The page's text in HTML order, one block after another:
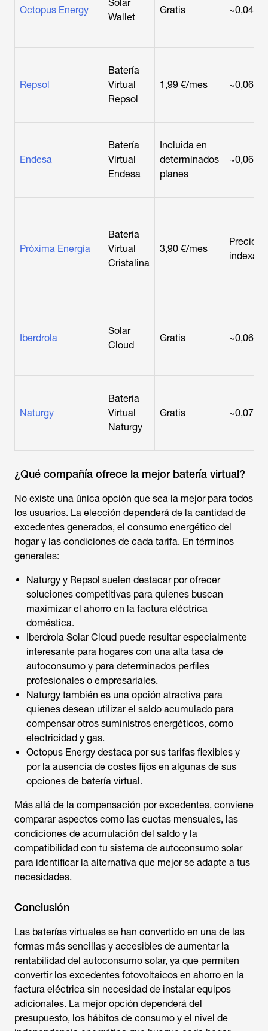
Octopus Energy
Solar
Wallet
Gratis ~0,04 €/
Repsol
Batería
Virtual
Repsol
1,99 €/mes ~0,06 €/
Endesa
Batería
Virtual
Endesa
Incluida en
determinados
planes
~0,06 €/
Próxima Energía
Batería
Virtual
Cristalina
3,90 €/mes
Precio
indexado
Iberdrola
Solar
Cloud
Gratis ~0,06 €/
Naturgy
Batería
Virtual
Naturgy
Gratis ~0,07 €/
¿Qué compañía ofrece la mejor batería virtual?
No existe una única opción que sea la mejor para todos
los usuarios. La elección dependerá de la cantidad de
excedentes generados, el consumo energético del
hogar y las condiciones de cada tarifa. En términos
generales:
Naturgy y Repsol suelen destacar por ofrecer
soluciones competitivas para quienes buscan
maximizar el ahorro en la factura eléctrica
doméstica.
Iberdrola Solar Cloud puede resultar especialmente
interesante para hogares con una alta tasa de
autoconsumo y para determinados perfiles
profesionales o empresariales.
Naturgy también es una opción atractiva para
quienes desean utilizar el saldo acumulado para
compensar otros suministros energéticos, como
electricidad y gas.
Octopus Energy destaca por sus tarifas flexibles y
por la ausencia de costes fijos en algunas de sus
opciones de batería virtual.
Más allá de la compensación por excedentes, conviene
comparar aspectos como las cuotas mensuales, las
condiciones de acumulación del saldo y la
compatibilidad con tu sistema de autoconsumo solar
para identificar la alternativa que mejor se adapte a tus
necesidades.
Conclusión
Las baterías virtuales se han convertido en una de las
formas más sencillas y accesibles de aumentar la
rentabilidad del autoconsumo solar, ya que permiten
convertir los excedentes fotovoltaicos en ahorro en la
factura eléctrica sin necesidad de instalar equipos
adicionales. La mejor opción dependerá del
presupuesto, los hábitos de consumo y el nivel de